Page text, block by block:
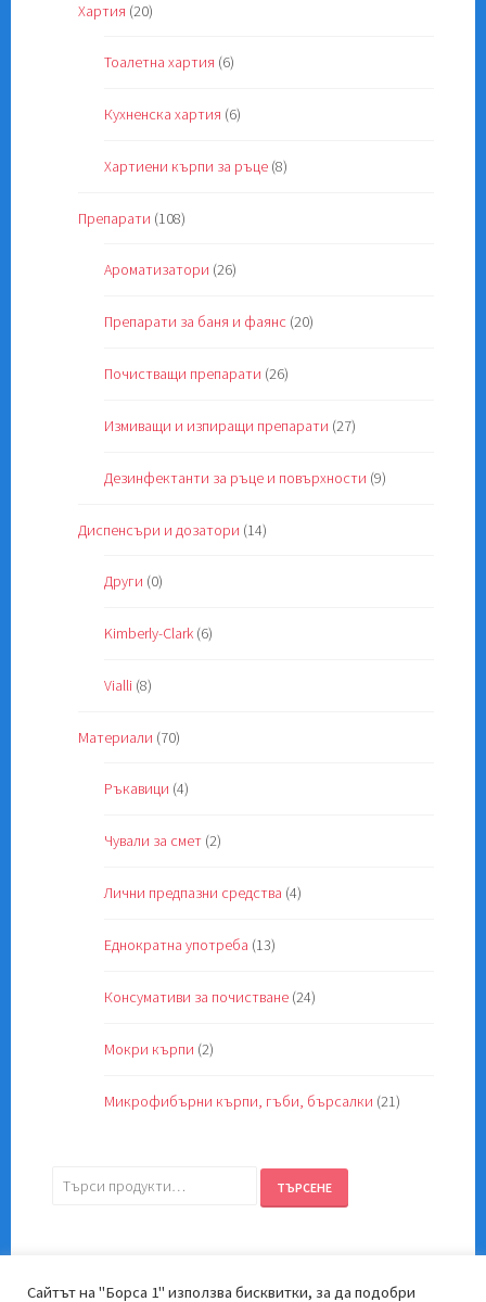
Хартия (20)
Тоалетна хартия (6)
Кухненска хартия (6)
Хартиени кърпи за ръце (8)
Препарати (108)
Ароматизатори (26)
Препарати за баня и фаянс (20)
Почистващи препарати (26)
Измиващи и изпиращи препарати (27)
Дезинфектанти за ръце и повърхности (9)
Диспенсъри и дозатори (14)
Други (0)
Kimberly-Clark (6)
Vialli (8)
Материали (70)
Ръкавици (4)
Чували за смет (2)
Лични предпазни средства (4)
Еднократна употреба (13)
Консумативи за почистване (24)
Мокри кърпи (2)
Микрофибърни кърпи, гъби, бърсалки (21)
Търсене
ТЪРСЕНЕ
Сайтът на "Борса 1" използва бисквитки, за да подобри